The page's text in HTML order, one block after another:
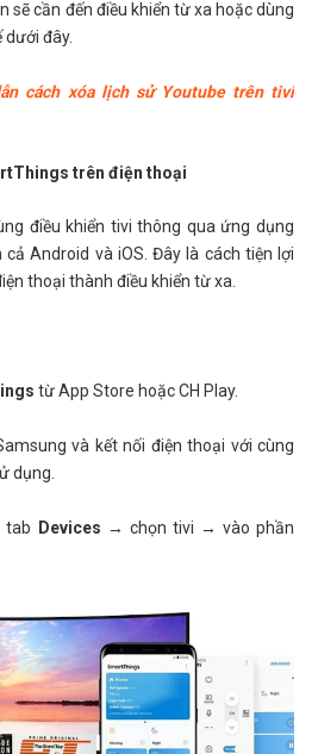
sẽ cần đến điều khiển từ xa hoặc dùng
đây.
cách xóa lịch sử Youtube trên tivi
trên điện thoại
điều khiển tivi thông qua ứng dụng
Android và iOS. Đây là cách tiện lợi
thoại thành điều khiển từ xa.
từ App Store hoặc CH Play.
và kết nối điện thoại với cùng
dụng.
tab Devices → chọn tivi → vào phần